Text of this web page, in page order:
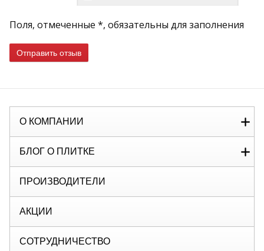
Поля, отмеченные *, обязательны для заполнения
Отправить отзыв
О КОМПАНИИ
БЛОГ О ПЛИТКЕ
ПРОИЗВОДИТЕЛИ
АКЦИИ
СОТРУДНИЧЕСТВО